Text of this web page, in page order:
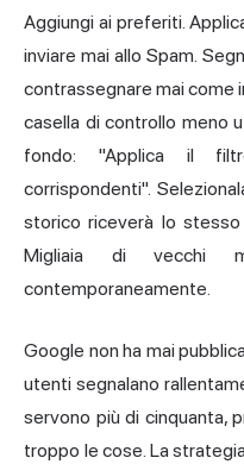
Aggiungi ai preferiti.
inviare mai allo Spam.
contrassegnare mai come
casella di controllo meno
fondo: "Applica il
corrispondenti".
storico riceverà lo
Migliaia di vecchi
contemporaneamente.
Google non ha mai
utenti segnalano
servono più di cinquanta,
troppo le cose. La